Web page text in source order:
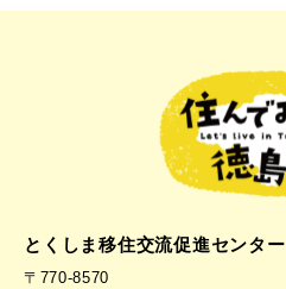
とくしま移住交流促進センター
〒770-8570